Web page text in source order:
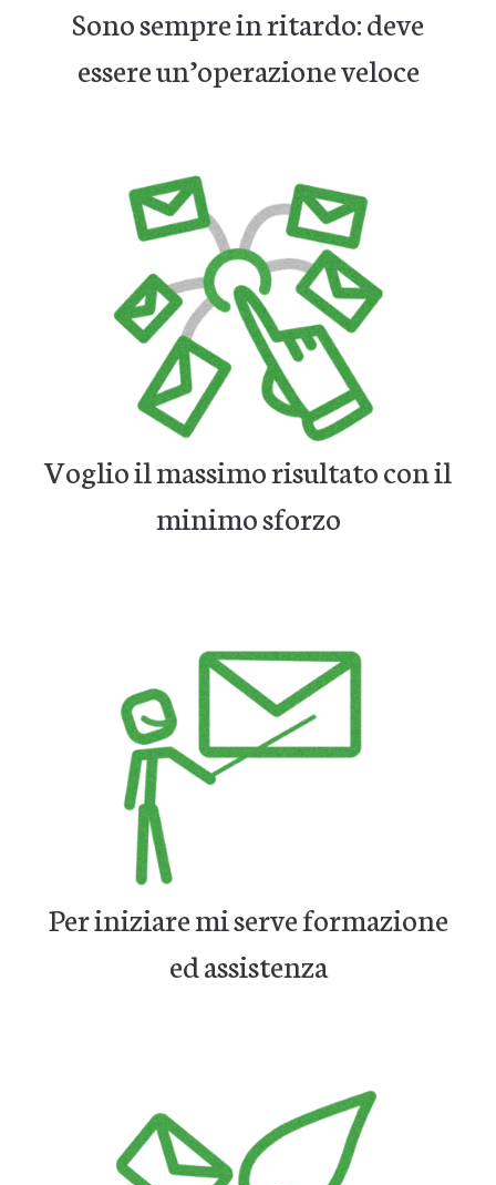
Sono sempre in ritardo: deve
essere un’operazione veloce
Voglio il massimo risultato con il
minimo sforzo
Per iniziare mi serve formazione
ed assistenza